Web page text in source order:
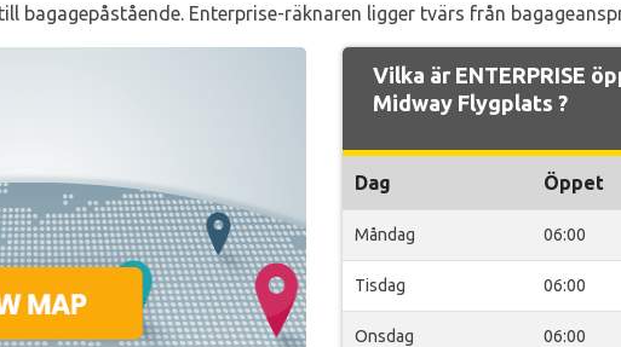
bagagepåstående. Enterprise-räknaren ligger tvärs från
Vilka är ENTERPRISE
Midway Flygplats ?
Dag Öppet
Måndag 06:00
Tisdag 06:00
Onsdag 06:00